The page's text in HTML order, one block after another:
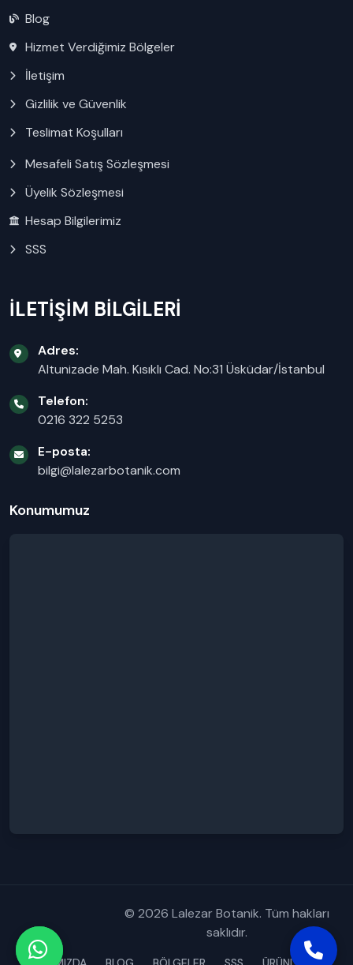
Blog
Hizmet Verdiğimiz Bölgeler
İletişim
Gizlilik ve Güvenlik
Teslimat Koşulları
Mesafeli Satış Sözleşmesi
Üyelik Sözleşmesi
Hesap Bilgilerimiz
SSS
İLETİŞİM BİLGİLERİ
Adres:
Altunizade Mah. Kısıklı Cad. No:31 Üsküdar/İstanbul
Telefon:
0216 322 5253
E-posta:
bilgi@lalezarbotanik.com
Konumumuz
© 2026 Lalezar Botanik. Tüm hakları
saklıdır.